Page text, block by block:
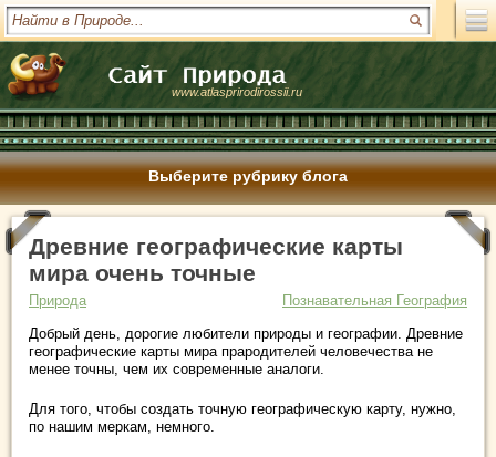
www.atlasprirodirossii.ru
Выберите рубрику блога
Древние географические карты
мира очень точные
Природа
Познавательная География
Добрый день, дорогие любители природы и географии. Древние
географические карты мира прародителей человечества не
менее точны, чем их современные аналоги.
Для того, чтобы создать точную географическую карту, нужно,
по нашим меркам, немного.